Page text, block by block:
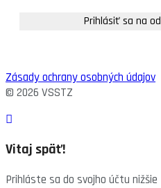
Zásady ochrany osobných údajov
© 2026 VSSTZ
Vitaj späť!
Prihláste sa do svojho účtu nižšie